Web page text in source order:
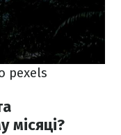
pexels
місяці?